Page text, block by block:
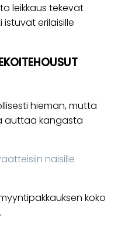
leikkaus tekevät
erilaisille
hieman, mutta
auttaa kangasta
naisille
koko